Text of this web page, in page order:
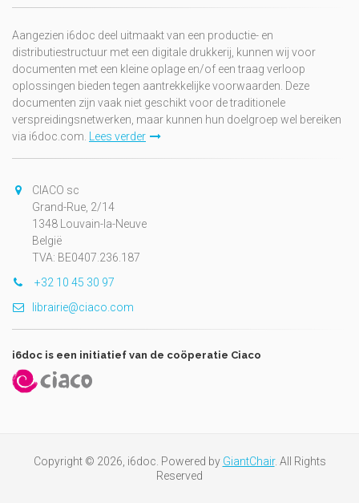
Aangezien i6doc deel uitmaakt van een productie- en
distributiestructuur met een digitale drukkerij, kunnen wij voor
documenten met een kleine oplage en/of een traag verloop
oplossingen bieden tegen aantrekkelijke voorwaarden. Deze
documenten zijn vaak niet geschikt voor de traditionele
verspreidingsnetwerken, maar kunnen hun doelgroep wel bereiken
via i6doc.com. Lees verder
CIACO sc
Grand-Rue, 2/14
1348 Louvain-la-Neuve
België
TVA: BE0407.236.187
+32 10 45 30 97
librairie@ciaco.com
i6doc is een initiatief van de coöperatie Ciaco
Copyright © 2026, i6doc. Powered by GiantChair. All Rights
Reserved